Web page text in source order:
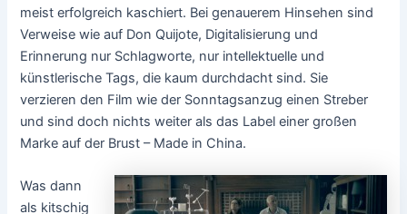
meist erfolgreich kaschiert. Bei genauerem Hinsehen sind
Verweise wie auf Don Quijote, Digitalisierung und
Erinnerung nur Schlagworte, nur intellektuelle und
künstlerische Tags, die kaum durchdacht sind. Sie
verzieren den Film wie der Sonntagsanzug einen Streber
und sind doch nichts weiter als das Label einer großen
Marke auf der Brust – Made in China.
Was dann
als kitschig